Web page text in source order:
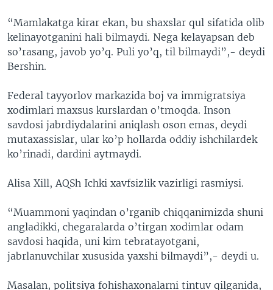
“Mamlakatga kirar ekan, bu shaxslar qul sifatida olib
kelinayotganini hali bilmaydi. Nega kelayapsan deb
so’rasang, javob yo’q. Puli yo’q, til bilmaydi”,- deydi
Bershin.
Federal tayyorlov markazida boj va immigratsiya
xodimlari maxsus kurslardan o’tmoqda. Inson
savdosi jabrdiydalarini aniqlash oson emas, deydi
mutaxassislar, ular ko’p hollarda oddiy ishchilardek
ko’rinadi, dardini aytmaydi.
Alisa Xill, AQSh Ichki xavfsizlik vazirligi rasmiysi.
“Muammoni yaqindan o’rganib chiqqanimizda shuni
angladikki, chegaralarda o’tirgan xodimlar odam
savdosi haqida, uni kim tebratayotgani,
jabrlanuvchilar xususida yaxshi bilmaydi”,- deydi u.
Masalan, politsiya fohishaxonalarni tintuv qilganida,